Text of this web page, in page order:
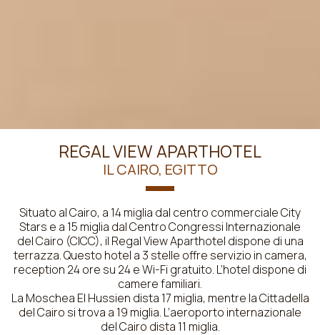
REGAL VIEW APARTHOTEL
IL CAIRO, EGITTO
Situato al Cairo, a 14 miglia dal centro commerciale City
Stars e a 15 miglia dal Centro Congressi Internazionale
del Cairo (CICC), il Regal View Aparthotel dispone di una
terrazza. Questo hotel a 3 stelle offre servizio in camera,
reception 24 ore su 24 e Wi-Fi gratuito. L’hotel dispone di
camere familiari.
La Moschea El Hussien dista 17 miglia, mentre la Cittadella
del Cairo si trova a 19 miglia. L’aeroporto internazionale
del Cairo dista 11 miglia.